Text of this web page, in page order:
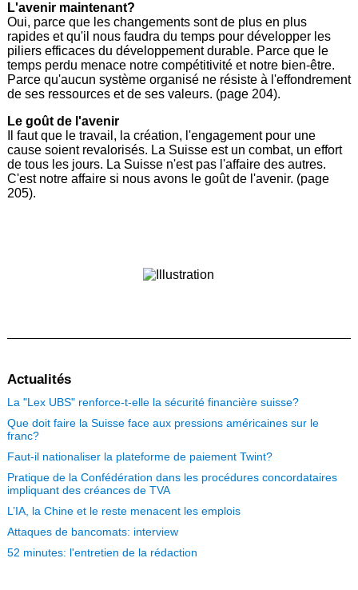
L'avenir maintenant?
Oui, parce que les changements sont de plus en plus
rapides et qu'il nous faudra du temps pour développer les
piliers efficaces du développement durable. Parce que le
temps perdu menace notre compétitivité et notre bien-être.
Parce qu'aucun système organisé ne résiste à l'effondrement
de ses ressources et de ses valeurs. (page 204).
Le goût de l'avenir
Il faut que le travail, la création, l'engagement pour une
cause soient revalorisés. La Suisse est un combat, un effort
de tous les jours. La Suisse n'est pas l'affaire des autres.
C'est notre affaire si nous avons le goût de l'avenir. (page
205).
Actualités
La "Lex UBS" renforce-t-elle la sécurité financière suisse?
Que doit faire la Suisse face aux pressions américaines sur le
franc?
Faut-il nationaliser la plateforme de paiement Twint?
Pratique de la Confédération dans les procédures concordataires
impliquant des créances de TVA
L’IA, la Chine et le reste menacent les emplois
Attaques de bancomats: interview
52 minutes: l'entretien de la rédaction